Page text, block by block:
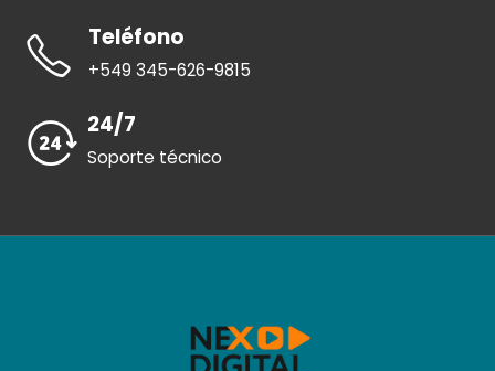
Teléfono
+549 345-626-9815
24/7
Soporte técnico